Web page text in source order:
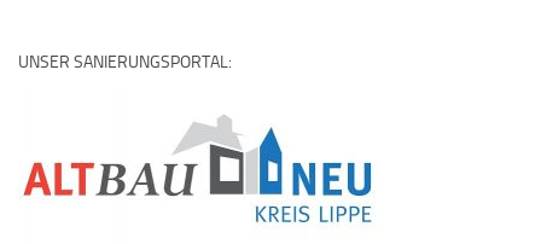
UNSER SANIERUNGSPORTAL: